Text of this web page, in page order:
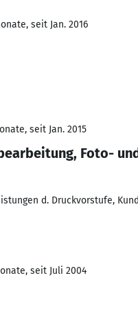
seit Jan. 2016
seit Jan. 2015
Foto-
d. Druckvorstufe,
seit Juli 2004